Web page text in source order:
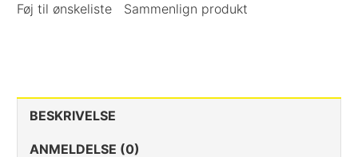
Føj til ønskeliste Sammenlign produkt
BESKRIVELSE
ANMELDELSE (0)